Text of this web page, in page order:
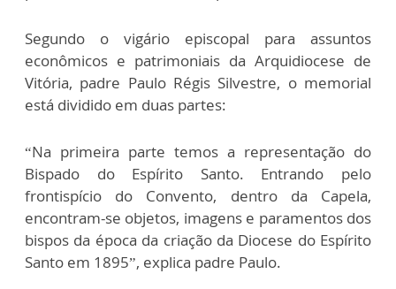
Segundo o vigário episcopal para assuntos
econômicos e patrimoniais da Arquidiocese de
Vitória, padre Paulo Régis Silvestre, o memorial
está dividido em duas partes:
“Na primeira parte temos a representação do
Bispado do Espírito Santo. Entrando pelo
frontispício do Convento, dentro da Capela,
encontram-se objetos, imagens e paramentos dos
bispos da época da criação da Diocese do Espírito
Santo em 1895”, explica padre Paulo.